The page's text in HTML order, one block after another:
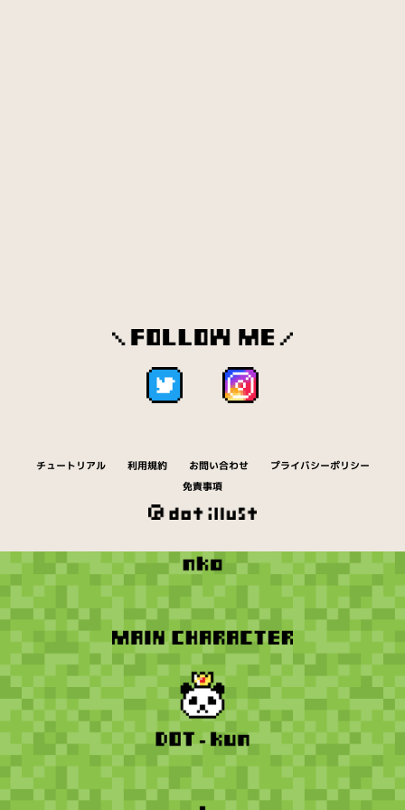
チュートリアル 利用規約 お問い合わせ
プライバシーポリシー
免責事項